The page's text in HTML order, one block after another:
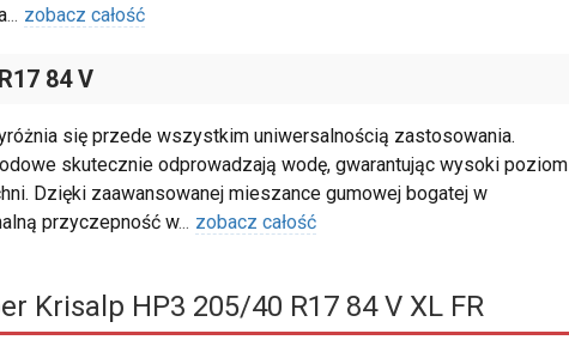
... zobacz całość
84 V
się przede wszystkim uniwersalnością zastosowania.
skutecznie odprowadzają wodę, gwarantując wysoki poziom
Dzięki zaawansowanej mieszance gumowej bogatej w
przyczepność w... zobacz całość
Krisalp HP3 205/40 R17 84 V XL FR